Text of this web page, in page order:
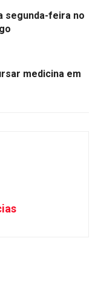
segunda-feira no
medicina em